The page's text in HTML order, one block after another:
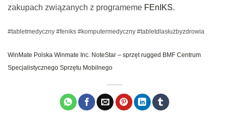
zakupach związanych z programeme FEnIKS.
#tabletmedyczny #feniks #komputermedyczny #tabletdlasłużbyzdrowia
WinMate Polska Winmate Inc. NoteStar – sprzęt rugged BMF Centrum
Specjalistycznego Sprzętu Mobilnego